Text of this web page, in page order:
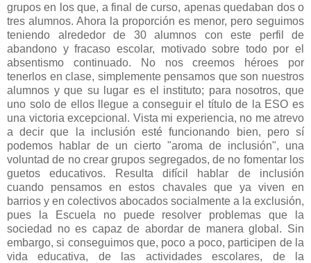
grupos en los que, a final de curso, apenas quedaban dos o
tres alumnos. Ahora la proporción es menor, pero seguimos
teniendo alrededor de 30 alumnos con este perfil de
abandono y fracaso escolar, motivado sobre todo por el
absentismo continuado. No nos creemos héroes por
tenerlos en clase, simplemente pensamos que son nuestros
alumnos y que su lugar es el instituto; para nosotros, que
uno solo de ellos llegue a conseguir el título de la ESO es
una victoria excepcional. Vista mi experiencia, no me atrevo
a decir que la inclusión esté funcionando bien, pero sí
podemos hablar de un cierto "aroma de inclusión", una
voluntad de no crear grupos segregados, de no fomentar los
guetos educativos. Resulta difícil hablar de inclusión
cuando pensamos en estos chavales que ya viven en
barrios y en colectivos abocados socialmente a la exclusión,
pues la Escuela no puede resolver problemas que la
sociedad no es capaz de abordar de manera global. Sin
embargo, si conseguimos que, poco a poco, participen de la
vida educativa, de las actividades escolares, de la